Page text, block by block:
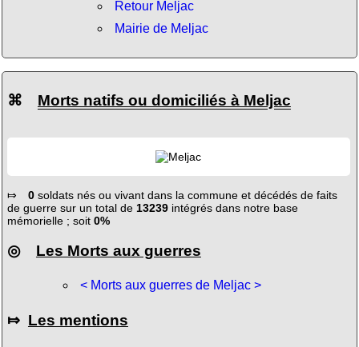
Retour Meljac
Mairie de Meljac
⌘ Morts natifs ou domiciliés à Meljac
⤇ 0soldats nés ou vivant dans la commune et décédés de faits
de guerre sur un total de 13239intégrés dans notre base
mémorielle ; soit 0%
◎ Les Morts aux guerres
< Morts aux guerres de Meljac >
⤇ Les mentions